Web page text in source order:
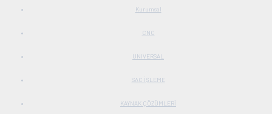
Kurumsal
CNC
UNIVERSAL
SAC İŞLEME
KAYNAK ÇÖZÜMLERİ